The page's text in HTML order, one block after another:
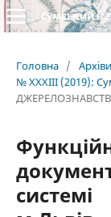
Сумський
Головна / Архіви
№ XXXIII (2019):